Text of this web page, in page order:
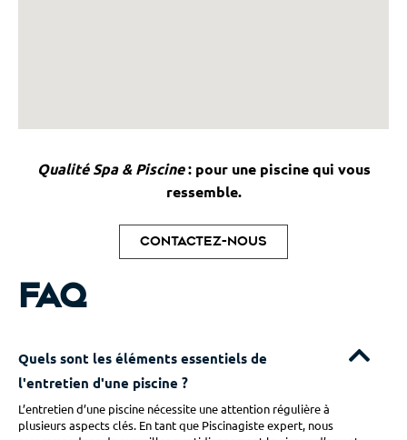
Qualité Spa & Piscine: pour une piscine qui vous
ressemble.
Contactez-nous
FAQ
Quels sont les éléments essentiels de
l'entretien d'une piscine ?
L’entretien d’une piscine nécessite une attention régulière à
plusieurs aspects clés. En tant que Piscinagiste expert, nous